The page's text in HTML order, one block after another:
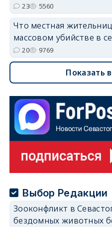
23 5560
Что местная
массовом убийстве в
20 9769
Показать
Выбор Редакции
Зооконфликт в
бездомных животных